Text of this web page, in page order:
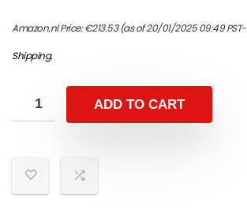
Amazon.nl Price:€213.53(as of 20/01/2025 09:49 PST-
Shipping.
ADD TO CART